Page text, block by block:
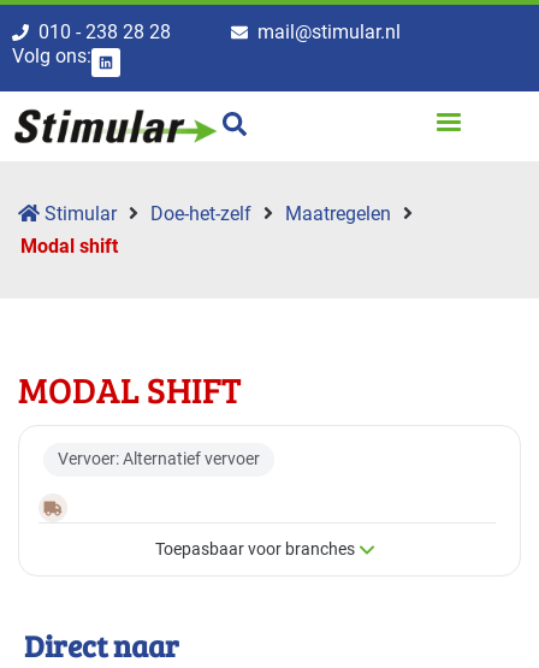
010 - 238 28 28
mail@stimular.nl
Volg ons:
Stimular Doe-het-zelf
Maatregelen
Modal shift
MODAL SHIFT
Vervoer: Alternatief vervoer
Toepasbaar voor branches
Toepasbaar voor branches
Direct naar